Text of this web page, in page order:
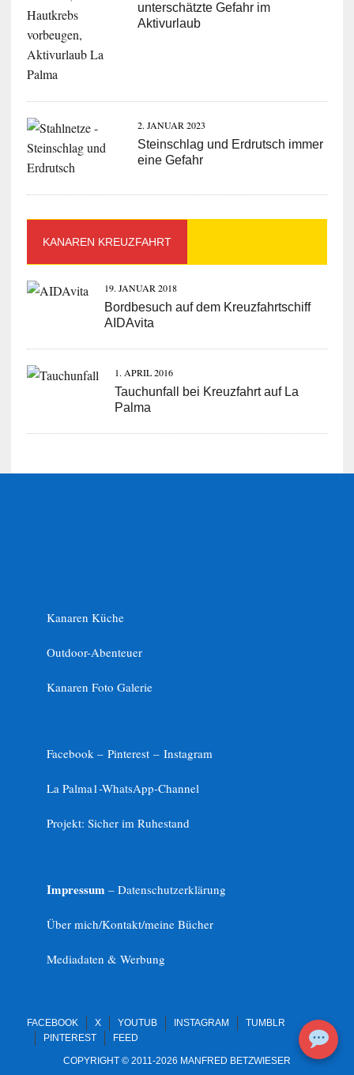
unterschätzte Gefahr im
Aktivurlaub
2. JANUAR 2023
Steinschlag und Erdrutsch immer
eine Gefahr
KANAREN KREUZFAHRT
19. JANUAR 2018
Bordbesuch auf dem Kreuzfahrtschiff
AIDAvita
1. APRIL 2016
Tauchunfall bei Kreuzfahrt auf La
Palma
Kanaren Küche
Outdoor-Abenteuer
Kanaren Foto Galerie
Facebook – Pinterest – Instagram
La Palma1-WhatsApp-Channel
Projekt: Sicher im Ruhestand
Impressum – Datenschutzerklärung
Über mich/Kontakt/meine Bücher
Mediadaten & Werbung
FACEBOOK X YOUTUB INSTAGRAM
TUMBLR
PINTEREST
FEED
COPYRIGHT © 2011-2026 MANFRED BETZWIESER